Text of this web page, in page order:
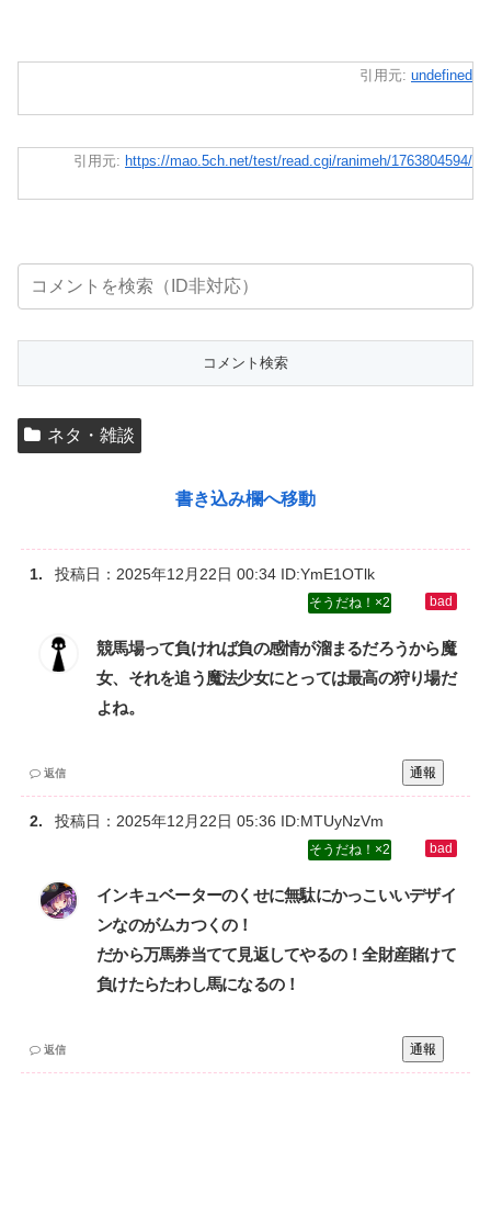
引用元: undefined
引用元: https://mao.5ch.net/test/read.cgi/ranimeh/1763804594/
ネタ・雑談
書き込み欄へ移動
投稿日： 2025年12月22日 00:34 ID:YmE1OTlk
2
競馬場って負ければ負の感情が溜まるだろうから魔
女、それを追う魔法少女にとっては最高の狩り場だ
よね。
通報
返信
投稿日： 2025年12月22日 05:36 ID:MTUyNzVm
2
インキュベーターのくせに無駄にかっこいいデザイ
ンなのがムカつくの！‌
だから万馬券当てて見返してやるの！全財産賭けて
負けたらたわし馬になるの！
通報
返信